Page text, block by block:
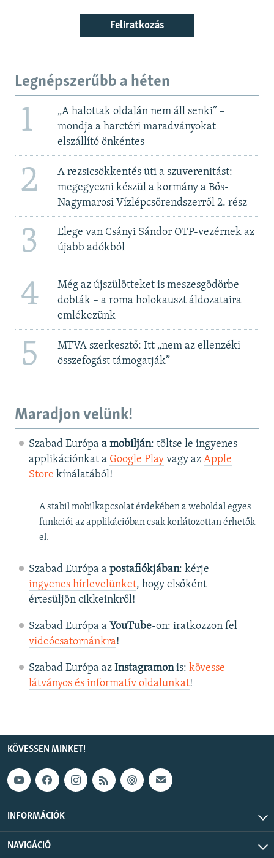
Feliratkozás
Legnépszerűbb a héten
1
„A halottak oldalán nem áll senki” –
mondja a harctéri maradványokat
elszállító önkéntes
2
A rezsicsökkentés üti a szuverenitást:
megegyezni készül a kormány a Bős-
Nagymarosi Vízlépcsőrendszerről 2. rész
3
Elege van Csányi Sándor OTP-vezérnek az
újabb adókból
4
Még az újszülötteket is meszesgödörbe
dobták – a roma holokauszt áldozataira
emlékezünk
5
MTVA szerkesztő: Itt „nem az ellenzéki
összefogást támogatják”
Maradjon velünk!
Szabad Európa a mobilján: töltse le ingyenes
applikációnkat a Google Playvagy az Apple
Store kínálatából!
A stabil mobilkapcsolat érdekében a weboldal egyes
funkciói az applikációban csak korlátozottan érhetők
el.
Szabad Európa a postafiókjában: kérje
ingyenes hírlevelünket, hogy elsőként
értesüljön cikkeinkről!
Szabad Európa a YouTube-on: iratkozzon fel
videócsatornánkra!
Szabad Európa az Instagramonis: kövesse
látványos és informatív oldalunkat! ​
KÖVESSEN MINKET!
INFORMÁCIÓK
NAVIGÁCIÓ